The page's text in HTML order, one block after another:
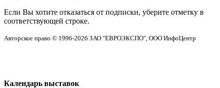
Если Вы хотите отказаться от подписки, уберите отметку в
соответствующей строке.
Авторское право © 1996-2026 ЗАО "ЕВРОЭКСПО", ООО ИнфоЦентр
Календарь выставок